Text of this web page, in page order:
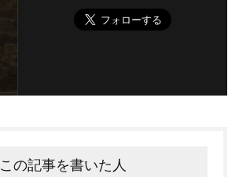
この記事を書いた人